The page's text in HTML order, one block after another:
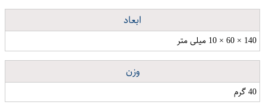
ابعاد
140 × 60 × 10 میلی متر
وزن
40 گرم